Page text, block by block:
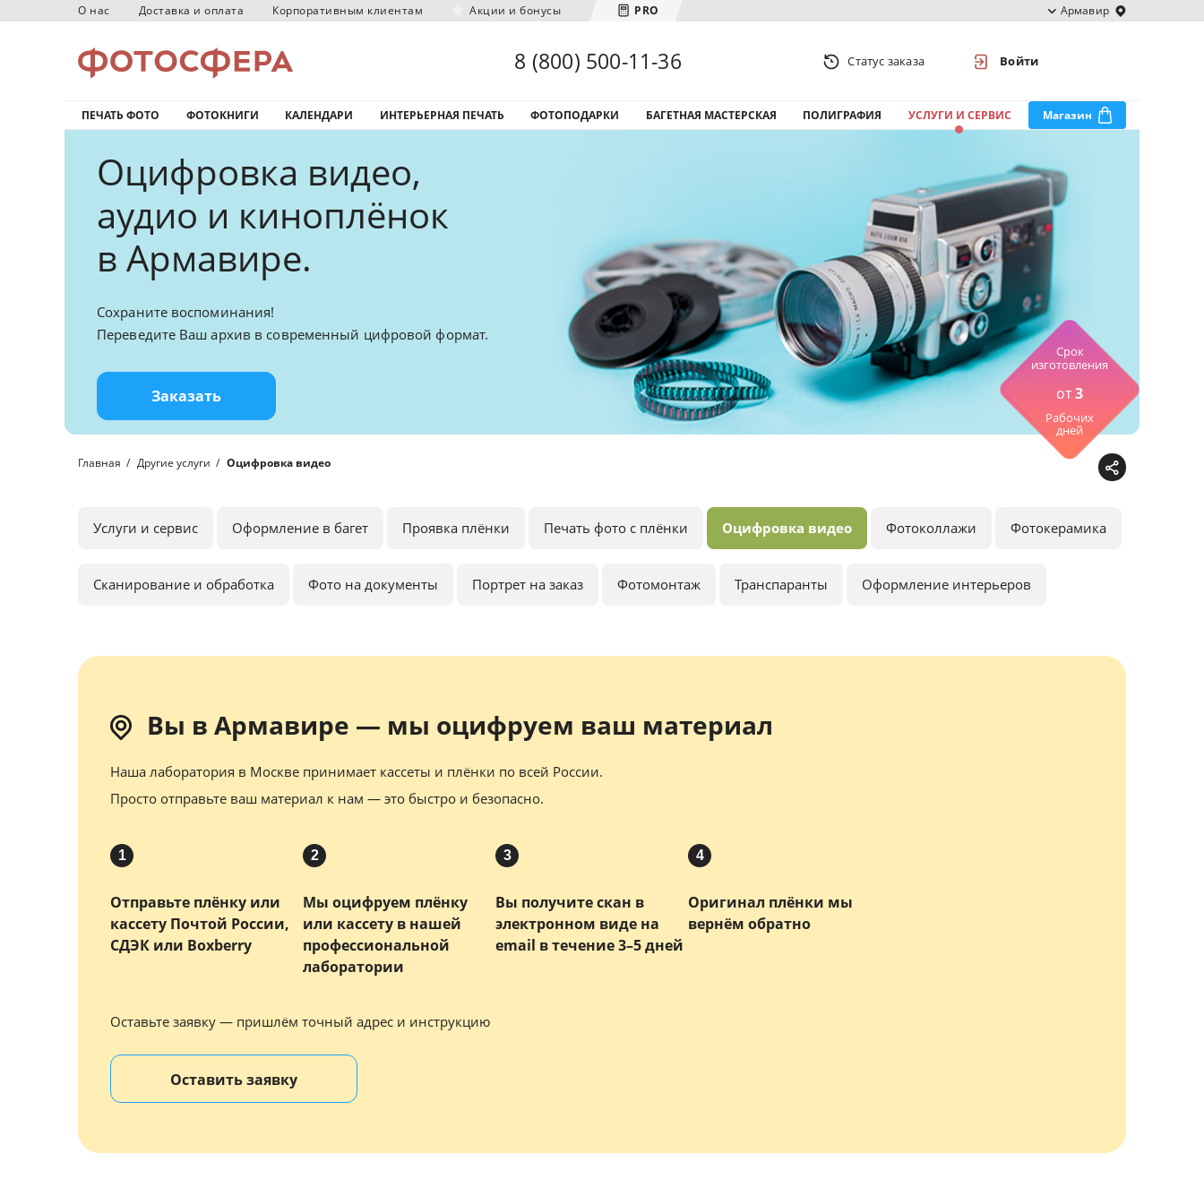
О нас Доставка и оплата Корпоративным клиентам Акции и бонусы PRO Армавир
Загрузка городов...
8 (800) 500-11-36 Статус заказа Войти
ПЕЧАТЬ ФОТО ФОТОКНИГИ КАЛЕНДАРИ ИНТЕРЬЕРНАЯ ПЕЧАТЬ ФОТОПОДАРКИ БАГЕТНАЯ МАСТЕРСКАЯ ПОЛИГРАФИЯ УСЛУГИ И СЕРВИС Магазин
Оцифровка видео,
аудио и киноплёнок
в Армавире.
Сохраните воспоминания!
Переведите Ваш архив в современный цифровой формат.
Срок
изготовления
от3
Рабочих
дней
Заказать
Главная Другие услуги Оцифровка видео
Услуги и сервис Оформление в багет Проявка плёнки Печать фото с плёнки Оцифровка видео Фотоколлажи Фотокерамика
Сканирование и обработка Фото на документы Портрет на заказ Фотомонтаж Транспаранты Оформление интерьеров
Вы в Армавире — мы оцифруем ваш материал
Наша лаборатория в Москве принимает кассеты и плёнки по всей России.
Просто отправьте ваш материал к нам — это быстро и безопасно.
1
Отправьте плёнку или
кассету Почтой России,
СДЭК или Boxberry
2
Мы оцифруем плёнку
или кассету в нашей
профессиональной
лаборатории
3
Вы получите скан в
электронном виде на
email в течение 3–5 дней
4
Оригинал плёнки мы
вернём обратно
Оставьте заявку — пришлём точный адрес и инструкцию
Оставить заявку